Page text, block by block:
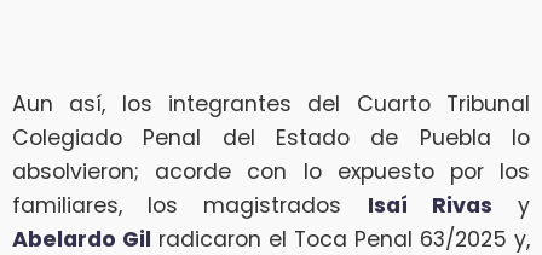
Aun así, los integrantes del Cuarto Tribunal
Colegiado Penal del Estado de Puebla lo
absolvieron; acorde con lo expuesto por los
familiares, los magistrados Isaí Rivas y
Abelardo Gil radicaron el Toca Penal 63/2025 y,